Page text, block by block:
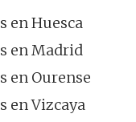
en Huesca
en Madrid
en Ourense
en Vizcaya